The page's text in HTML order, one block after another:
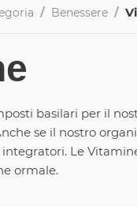
/ Benessere /
basilari per il
se il nostro
Le
ormale.